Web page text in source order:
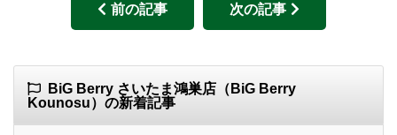
前の記事 次の記事
BiG Berry さいたま鴻巣店（BiG Berry
Kounosu）の新着記事